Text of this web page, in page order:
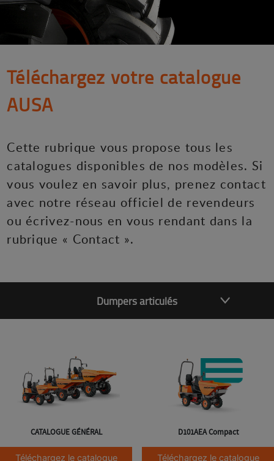
Téléchargez votre catalogue
AUSA
Cette rubrique vous propose tous les
catalogues disponibles de nos modèles. Si
vous voulez en savoir plus, prenez contact
avec notre réseau officiel de revendeurs
ou écrivez-nous en vous rendant dans la
rubrique « Contact ».
Dumpers articulés
CATALOGUE GÉNÉRAL
Téléchargez le catalogue
D101AEA Compact
Téléchargez le catalogue